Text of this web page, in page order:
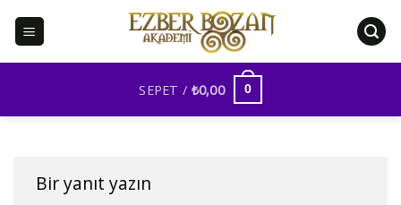
SEPET / ₺0,00 0
Bir yanıt yazın